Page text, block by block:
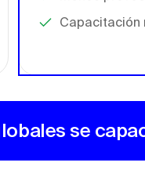
Capacitación
se